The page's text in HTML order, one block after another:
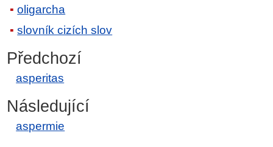
oligarcha
slovník cizích slov
Předchozí
asperitas
Následující
aspermie